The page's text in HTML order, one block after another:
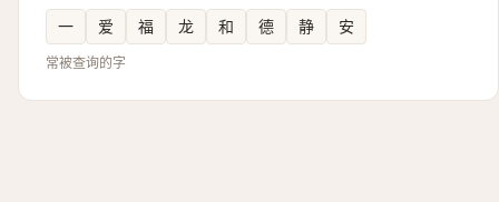
一 爱 福 龙 和 德 静 安
常被查询的字